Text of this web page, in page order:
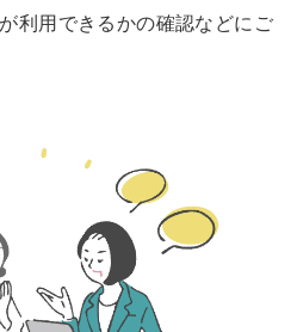
利用できるかの確認などにご